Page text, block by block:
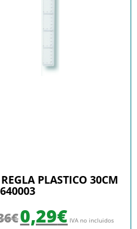
PLASTICO 30CM
€0,29€ IVA no incluidos